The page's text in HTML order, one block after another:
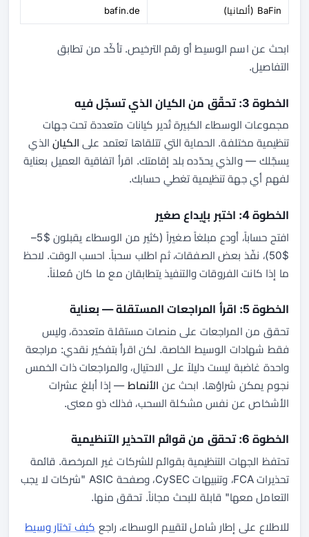
BaFin (ألمانيا) bafin.de
ابحث عن اسم الوسيط أو رقم الترخيص. تأكّد من تطابق
التفاصيل.
الخطوة 3: تحقّق من الكيان الذي تسجّل فيه
مجموعات الوسطاء الكبيرة تُدير كيانات متعددة تحت جهات
تنظيمية مختلفة. الحماية التي تتلقاها تعتمد على الكيانالذي
يسجّلك — والذي يحدّده بلد إقامتك. اقرأ اتفاقية العميل بعناية
لفهم أي جهة تنظيمية تغطي حسابك.
الخطوة 4: اختبر بإيداع صغير
افتح حساباً، أودع مبلغاً صغيراً (كثير من الوسطاء يقبلون $5–
$50)، نفّذ بعض الصفقات، ثم اطلب سحباً. احسب الوقت. لاحظ
ما إذا كانت الفروقات والتنفيذ يتطابقان مع ما كان مُعلناً.
الخطوة 5: اقرأ المراجعات المستقلة — بعناية
تحقق من المراجعات على منصات مستقلة متعددة، وليس
فقط شهادات الوسيط الخاصة. لكن اقرأ بتفكير نقدي: مراجعة
واحدة غاضبة ليست دليلاً على الاحتيال، والمراجعات ذات الخمس
نجوم يمكن شراؤها. ابحث عن الأنماط — إذا أبلغ عشرات
الأشخاص عن نفس مشكلة السحب، فذلك ذو معنى.
الخطوة 6: تحقق من قوائم التحذير التنظيمية
تحتفظ الجهات التنظيمية بقوائم للشركات غير المرخصة. قائمة
تحذيرات FCA، وتنبيهات CySEC، وصفحة ASIC "شركات لا يجب
التعامل معها" قابلة للبحث مجاناً. تحقق منها.
للاطلاع على إطار شامل لتقييم الوسطاء، راجع كيف تختار وسيط